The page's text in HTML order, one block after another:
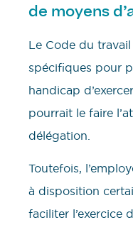
de moyens
Le Code du
spécifiques pour
handicap
pourrait le faire
délégation.
Toutefois,
à disposition
faciliter l’exercice